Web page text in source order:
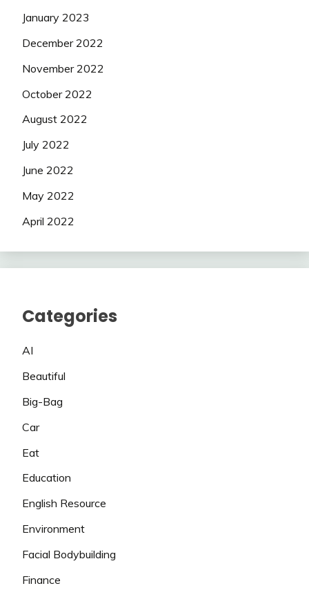
January 2023
December 2022
November 2022
October 2022
August 2022
July 2022
June 2022
May 2022
April 2022
Categories
AI
Beautiful
Big-Bag
Car
Eat
Education
English Resource
Environment
Facial Bodybuilding
Finance